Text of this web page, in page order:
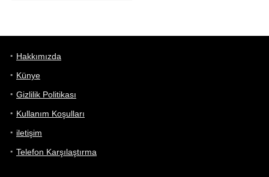
Hakkımızda
Künye
Gizlilik Politikası
Kullanım Koşulları
iletişim
Telefon Karşılaştırma